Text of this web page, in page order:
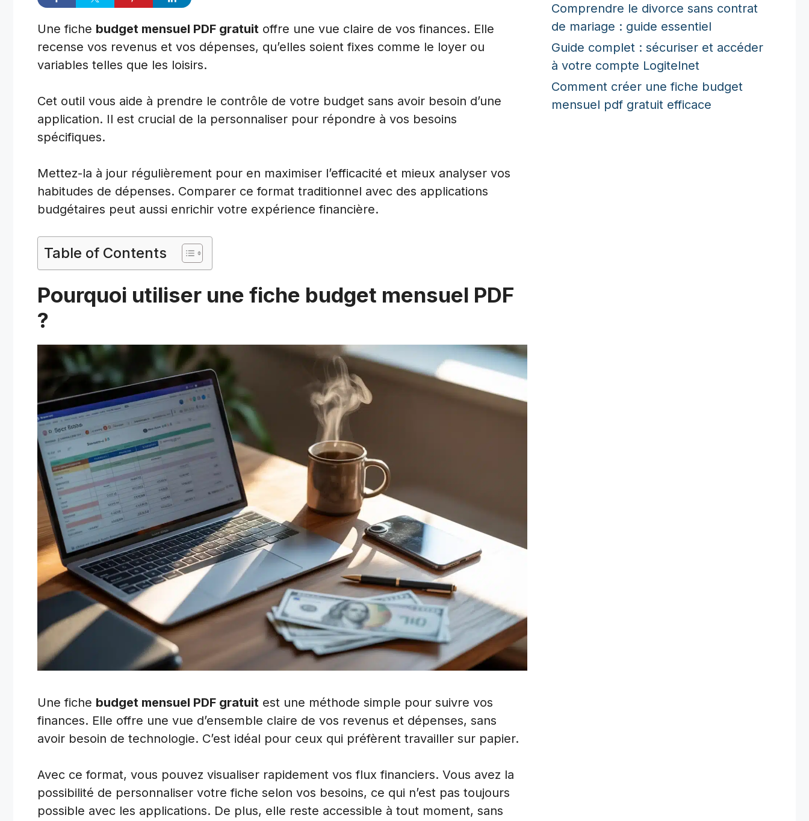
Une fiche budget mensuel PDF gratuit offre une vue claire de vos finances. Elle
recense vos revenus et vos dépenses, qu’elles soient fixes comme le loyer ou
variables telles que les loisirs.
Cet outil vous aide à prendre le contrôle de votre budget sans avoir besoin d’une
application. Il est crucial de la personnaliser pour répondre à vos besoins
spécifiques.
Mettez-la à jour régulièrement pour en maximiser l’efficacité et mieux analyser vos
habitudes de dépenses. Comparer ce format traditionnel avec des applications
budgétaires peut aussi enrichir votre expérience financière.
Table of Contents
Pourquoi utiliser une fiche budget mensuel PDF
?
Une fiche budget mensuel PDF gratuit est une méthode simple pour suivre vos
finances. Elle offre une vue d’ensemble claire de vos revenus et dépenses, sans
avoir besoin de technologie. C’est idéal pour ceux qui préfèrent travailler sur papier.
Avec ce format, vous pouvez visualiser rapidement vos flux financiers. Vous avez la
possibilité de personnaliser votre fiche selon vos besoins, ce qui n’est pas toujours
possible avec les applications. De plus, elle reste accessible à tout moment, sans
Comprendre le divorce sans contrat
de mariage : guide essentiel
Guide complet : sécuriser et accéder
à votre compte Logitelnet
Comment créer une fiche budget
mensuel pdf gratuit efficace